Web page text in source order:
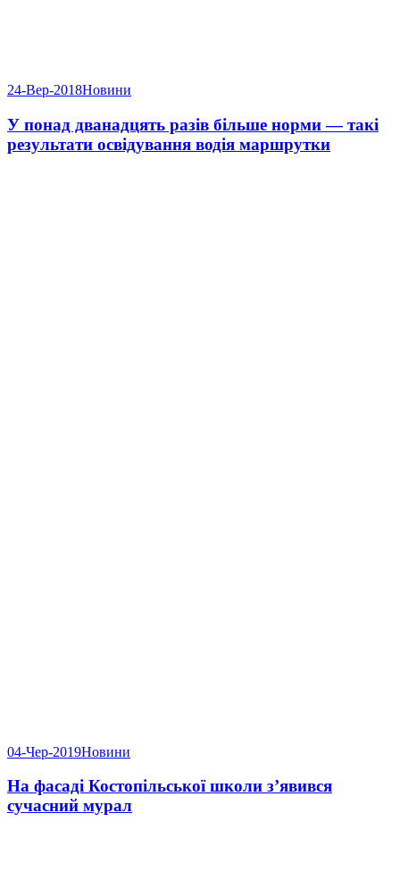
24-Вер-2018Новини
У понад дванадцять разів більше норми — такі
результати освідування водія маршрутки
04-Чер-2019Новини
На фасаді Костопільської школи з’явився
сучасний мурал